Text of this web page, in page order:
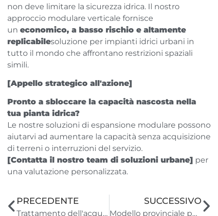
non deve limitare la sicurezza idrica. Il nostro
approccio modulare verticale fornisce
un economico, a basso rischio e altamente
replicabilesoluzione per impianti idrici urbani in
tutto il mondo che affrontano restrizioni spaziali
simili.
[Appello strategico all'azione]
Pronto a sbloccare la capacità nascosta nella
tua pianta idrica?
Le nostre soluzioni di espansione modulare possono
aiutarvi ad aumentare la capacità senza acquisizione
di terreni o interruzioni del servizio.
[Contatta il nostro team di soluzioni urbane] per
una valutazione personalizzata.
PRECEDENTE
Trattamento dell'acqua in container in Cambogia: sistemi UF resistenti ai monsoni per Svay Rieng
SUCCESSIVO
Modello provinciale per l'approvvigionamento idrico rurale | Pianti standardizzati Taglio O& M Costi del 50%